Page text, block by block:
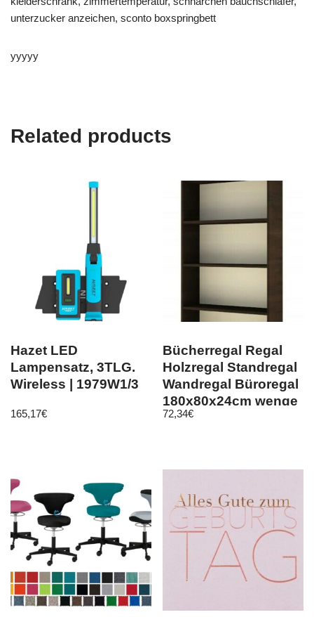
unterzucker anzeichen, sconto boxspringbett
yyyyy
Related products
Hazet LED
Lampensatz, 3TLG.
Wireless | 1979W1/3
165,17€
Bücherregal Regal
Holzregal Standregal
Wandregal Büroregal
180x80x24cm wenge
72,34€